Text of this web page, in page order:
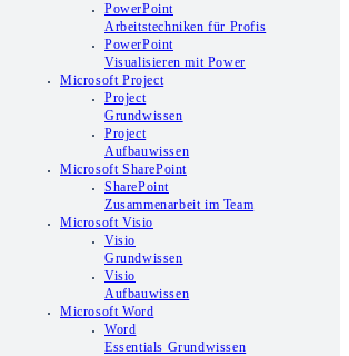
PowerPoint
Arbeitstechniken für Profis
PowerPoint
Visualisieren mit Power
Microsoft Project
Project
Grundwissen
Project
Aufbauwissen
Microsoft SharePoint
SharePoint
Zusammenarbeit im Team
Microsoft Visio
Visio
Grundwissen
Visio
Aufbauwissen
Microsoft Word
Word
Essentials Grundwissen